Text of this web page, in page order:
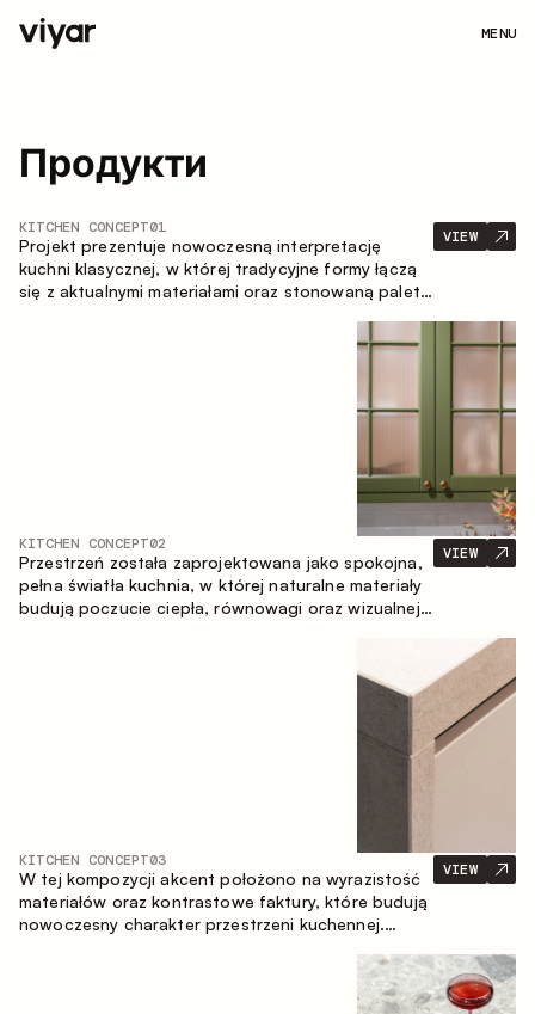
MENU
Продукти
KITCHEN CONCEPT01
Projekt prezentuje nowoczesną interpretację
kuchni klasycznej, w której tradycyjne formy łączą
się z aktualnymi materiałami oraz stonowaną paletą
kompozycja zabudowy tworzy komfortową i
VIEW
KITCHEN CONCEPT02
Przestrzeń została zaprojektowana jako spokojna,
pełna światła kuchnia, w której naturalne materiały
budują poczucie ciepła, równowagi oraz wizualnej
VIEW
KITCHEN CONCEPT03
W tej kompozycji akcent położono na wyrazistość
materiałów oraz kontrastowe faktury, które budują
nowoczesny charakter przestrzeni kuchennej.
nasyconą, taktylną kompozycję, w której każdy
VIEW